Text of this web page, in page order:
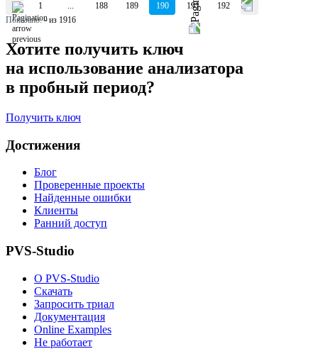
1 ... 188 189 190 191
192
Показано: -из 1916
Хотите получить ключ
на использование анализатора
в пробный период?
Получить ключ
Достижения
Блог
Проверенные проекты
Найденные ошибки
Клиенты
Ранний доступ
PVS-Studio
О PVS-Studio
Скачать
Запросить триал
Документация
Online Examples
Не работает